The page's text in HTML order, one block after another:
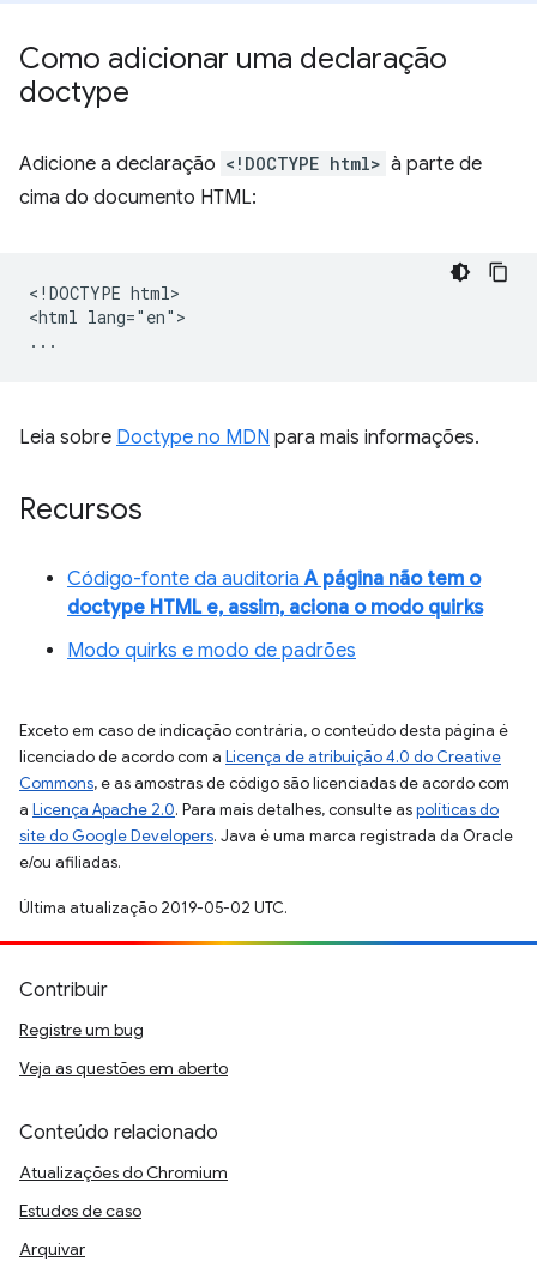
Como adicionar uma declaração
doctype
Adicione a declaração <!DOCTYPE html> à parte de
cima do documento HTML:
<!DOCTYPE html>
<html lang="en">
Leia sobre Doctype no MDN para mais informações.
Recursos
Código-fonte da auditoriaA página não tem o
doctype HTML e, assim, aciona o modo quirks
Modo quirks e modo de padrões
Exceto em caso de indicação contrária, o conteúdo desta página é
licenciado de acordo com a Licença de atribuição 4.0 do Creative
Commons, e as amostras de código são licenciadas de acordo com
a Licença Apache 2.0. Para mais detalhes, consulte aspolíticas do
site do Google Developers. Java é uma marca registrada da Oracle
e/ou afiliadas.
Última atualização 2019-05-02 UTC.
Contribuir
Registre um bug
Veja as questões em aberto
Conteúdo relacionado
Atualizações do Chromium
Estudos de caso
Arquivar